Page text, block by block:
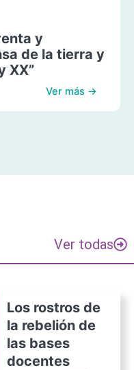
y
de la tierra y
XX”
Ver más →
Ver todas
Los rostros de
la rebelión de
las bases
docentes